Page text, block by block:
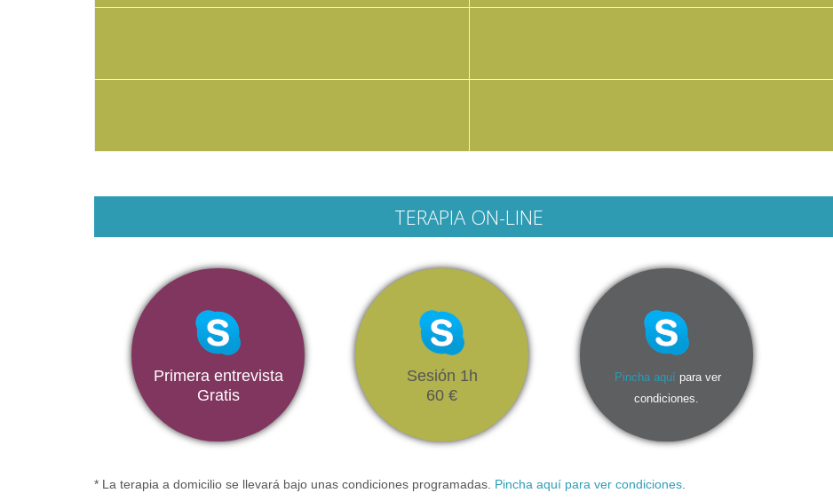
TERAPIA ON-LINE
Primera entrevista
Gratis
Sesión 1h
60 €
Pincha aquí para ver
condiciones.
* La terapia a domicilio se llevará bajo unas condiciones programadas. Pincha aquí para ver condiciones